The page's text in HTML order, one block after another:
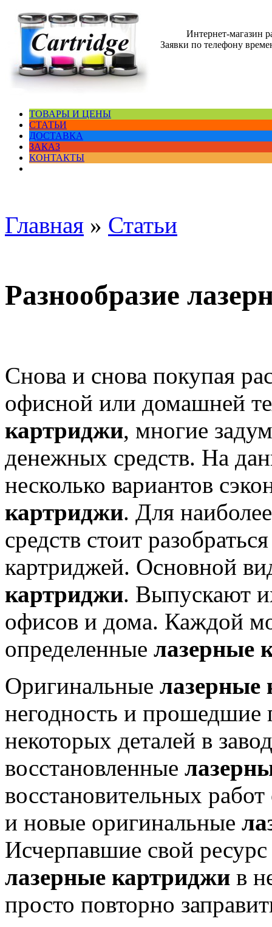
Интернет-магазин
Заявки по телефону
ТОВАРЫ И ЦЕНЫ
СТАТЬИ
ДОСТАВКА
ЗАКАЗ
КОНТАКТЫ
Главная » Статьи
Разнообразие
Снова и снова покупая
офисной или домашней
картриджи, многие
денежных средств. На
несколько вариантов
картриджи. Для
средств стоит
картриджей. Основной
картриджи. Выпускают
офисов и дома. Каждой
определенные лазерные
Оригинальные лазерные
негодность и прошедшие
некоторых деталей в
восстановленные
восстановительных
и новые оригинальные
Исчерпавшие свой
лазерные картриджи в
просто повторно